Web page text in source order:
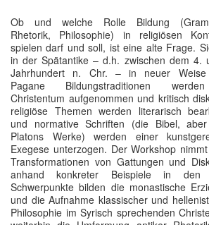
Ob und welche Rolle Bildung
Rhetorik, Philosophie) in religiösen
spielen darf und soll, ist eine alte Frage.
in der Spätantike – d.h. zwischen dem 4.
Jahrhundert n. Chr. – in neuer Weise
Pagane Bildungstraditionen
Christentum aufgenommen und kritisch
religiöse Themen werden literarisch
und normative Schriften (die Bibel,
Platons Werke) werden einer
Exegese unterzogen. Der Workshop
Transformationen von Gattungen und
anhand konkreter Beispiele in den
Schwerpunkte bilden die monastische
und die Aufnahme klassischer und
Philosophie im Syrisch sprechenden